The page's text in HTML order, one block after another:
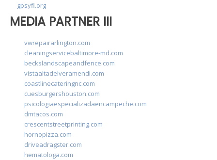
gpsyfl.org
MEDIA PARTNER III
vwrepairarlington.com
cleaningservicebaltimore-md.com
beckslandscapeandfence.com
vistaaltadelveramendi.com
coastlinecateringnc.com
cuesburgershouston.com
psicologiaespecializadaencampeche.com
dmtacos.com
crescentstreetprinting.com
hornopizza.com
driveadragster.com
hematologa.com